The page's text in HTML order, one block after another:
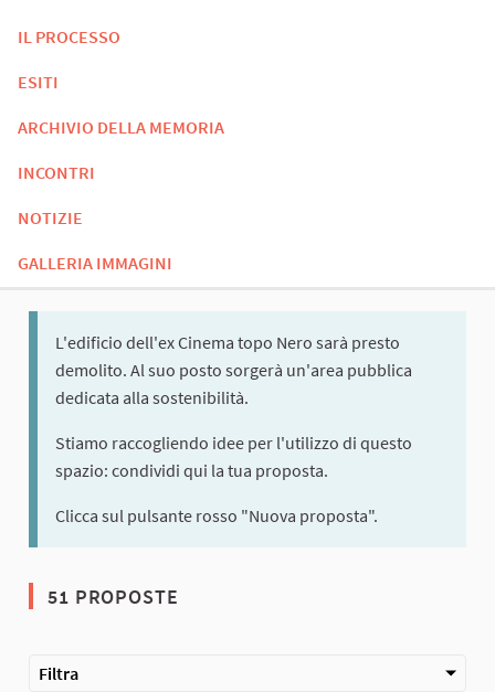
IL PROCESSO
ESITI
ARCHIVIO DELLA MEMORIA
INCONTRI
NOTIZIE
GALLERIA IMMAGINI
L'edificio dell'ex Cinema topo Nero sarà presto
demolito. Al suo posto sorgerà un'area pubblica
dedicata alla sostenibilità.
Stiamo raccogliendo idee per l'utilizzo di questo
spazio: condividi qui la tua proposta.
Clicca sul pulsante rosso "Nuova proposta".
51 PROPOSTE
Filtra